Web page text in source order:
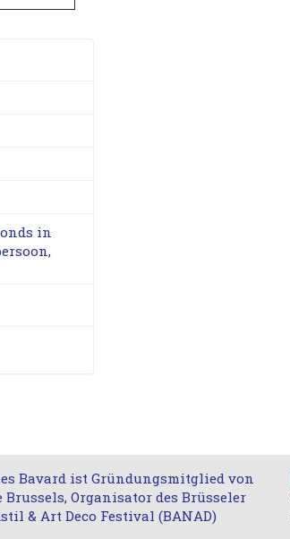
in
Bavard ist Gründungsmitglied von
Brussels, Organisator des Brüsseler
& Art Deco Festival (BANAD)